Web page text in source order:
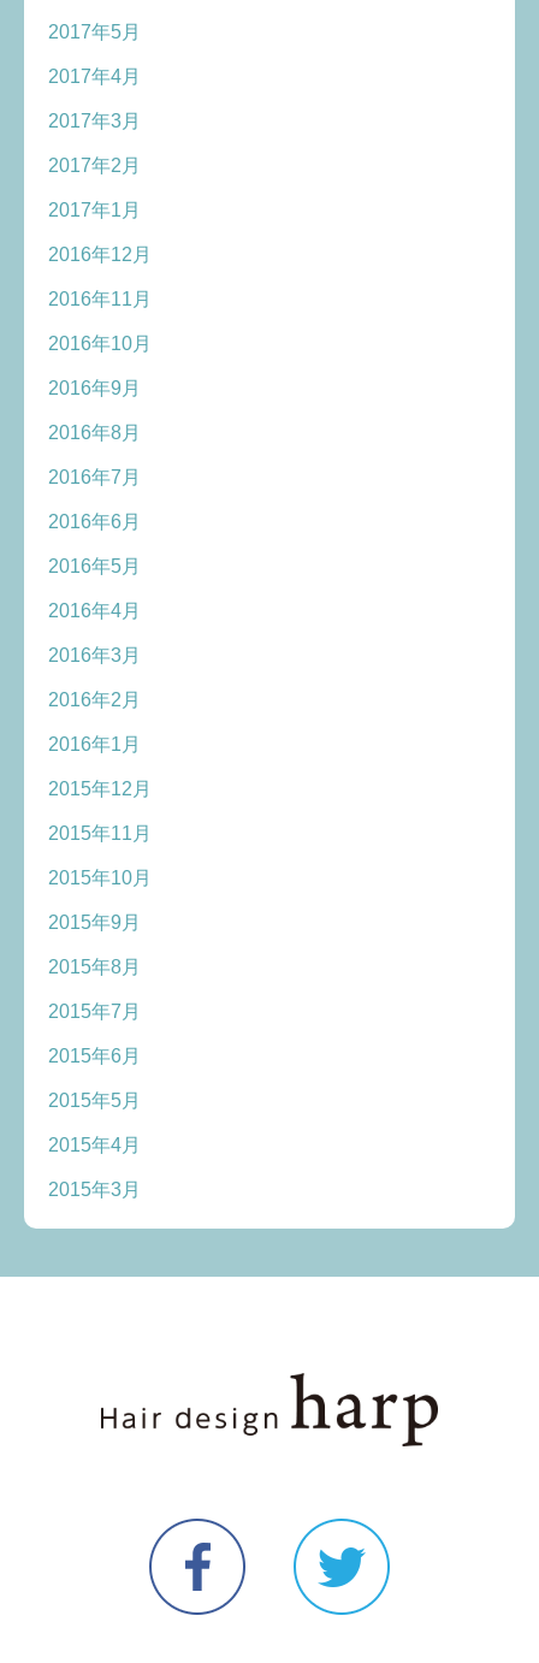
2017年5月
2017年4月
2017年3月
2017年2月
2017年1月
2016年12月
2016年11月
2016年10月
2016年9月
2016年8月
2016年7月
2016年6月
2016年5月
2016年4月
2016年3月
2016年2月
2016年1月
2015年12月
2015年11月
2015年10月
2015年9月
2015年8月
2015年7月
2015年6月
2015年5月
2015年4月
2015年3月